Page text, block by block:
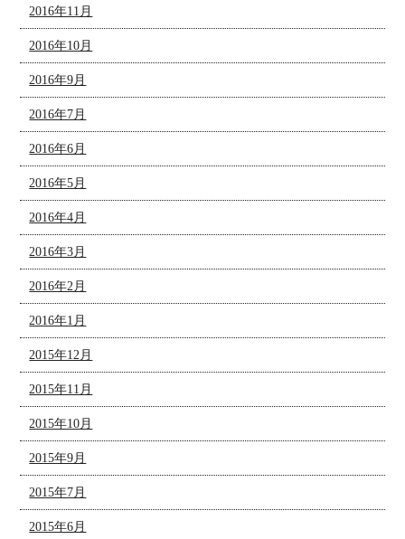
2016年11月
2016年10月
2016年9月
2016年7月
2016年6月
2016年5月
2016年4月
2016年3月
2016年2月
2016年1月
2015年12月
2015年11月
2015年10月
2015年9月
2015年7月
2015年6月